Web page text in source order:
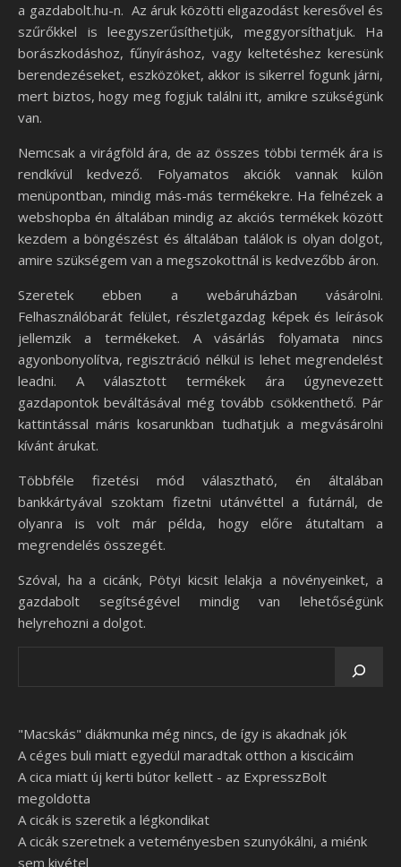
a gazdabolt.hu-n. Az áruk közötti eligazodást keresővel és
szűrőkkel is leegyszerűsíthetjük, meggyorsíthatjuk. Ha
borászkodáshoz, fűnyíráshoz, vagy keltetéshez keresünk
berendezéseket, eszközöket, akkor is sikerrel fogunk járni,
mert biztos, hogy meg fogjuk találni itt, amikre szükségünk
van.
Nemcsak a virágföld ára, de az összes többi termék ára is
rendkívül kedvező. Folyamatos akciók vannak külön
menüpontban, mindig más-más termékekre. Ha felnézek a
webshopba én általában mindig az akciós termékek között
kezdem a böngészést és általában találok is olyan dolgot,
amire szükségem van a megszokottnál is kedvezőbb áron.
Szeretek ebben a webáruházban vásárolni.
Felhasználóbarát felület, részletgazdag képek és leírások
jellemzik a termékeket. A vásárlás folyamata nincs
agyonbonyolítva, regisztráció nélkül is lehet megrendelést
leadni. A választott termékek ára úgynevezett
gazdapontok beváltásával még tovább csökkenthető. Pár
kattintással máris kosarunkban tudhatjuk a megvásárolni
kívánt árukat.
Többféle fizetési mód választható, én általában
bankkártyával szoktam fizetni utánvéttel a futárnál, de
olyanra is volt már példa, hogy előre átutaltam a
megrendelés összegét.
Szóval, ha a cicánk, Pötyi kicsit lelakja a növényeinket, a
gazdabolt segítségével mindig van lehetőségünk
helyrehozni a dolgot.
"Macskás" diákmunka még nincs, de így is akadnak jók
A céges buli miatt egyedül maradtak otthon a kiscicáim
A cica miatt új kerti bútor kellett - az ExpresszBolt
megoldotta
A cicák is szeretik a légkondikat
A cicák szeretnek a veteményesben szunyókálni, a miénk
sem kivétel